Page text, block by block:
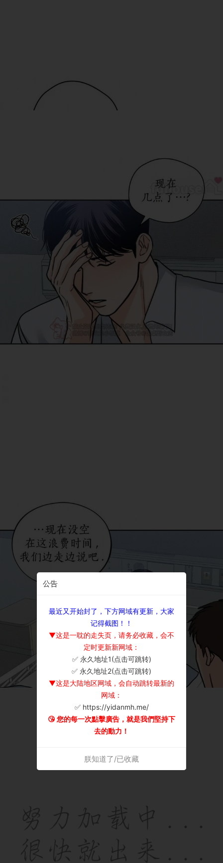
公告
最近又开始封了，下方网域有更新，大家
记得截图！！
▼这是一耽的走失页，请务必收藏，会不
定时更新新网域：
✅ 永久地址1(点击可跳转)
✅ 永久地址2(点击可跳转)
▼这是大陆地区网域，会自动跳转最新的
网域：
✅ https://yidanmh.me/
😘 您的每一次點擊廣告，就是我們堅持下
去的動力！
朕知道了/已收藏